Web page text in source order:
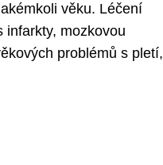
věku. Léčení
infarkty, mozkovou
problémů s pletí,